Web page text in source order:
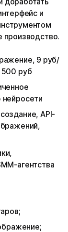
и
производство.
9 руб/
руб
API-
агентства